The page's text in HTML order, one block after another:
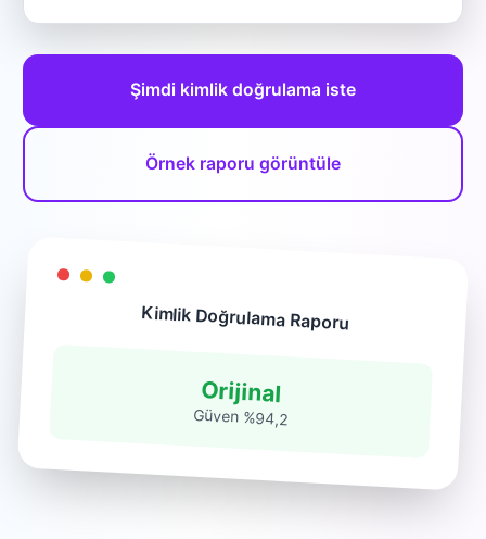
Şimdi kimlik doğrulama iste
Örnek raporu görüntüle
Kimlik Doğrulama Raporu
Orijinal
Güven %94,2